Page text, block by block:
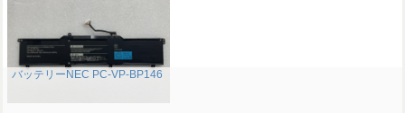
バッテリーNEC PC-VP-BP146